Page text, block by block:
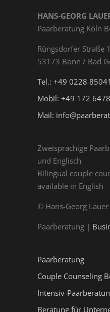
HANS-GEORG
Paarberatung Köln
Rüngs­dor­fer Straße
53173 Bonn / Bad
Tel.: +49 0228
Mobil: +49 172
Mail:
Zweisprachige
und Englisch
Bilingual couple
available in English
© Hans-Georg
Paarberatung |
Paarberatung
Couple Counseling
Intensiv-
Beratung für